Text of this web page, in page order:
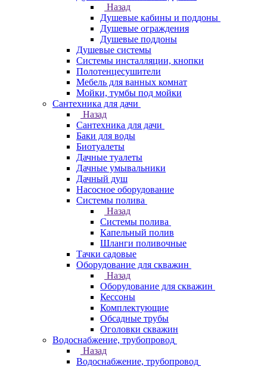
Назад
Душевые кабины и поддоны
Душевые ограждения
Душевые поддоны
Душевые системы
Системы инсталляции, кнопки
Полотенцесушители
Мебель для ванных комнат
Мойки, тумбы под мойки
Сантехника для дачи
Назад
Сантехника для дачи
Баки для воды
Биотуалеты
Дачные туалеты
Дачные умывальники
Дачный душ
Насосное оборудование
Системы полива
Назад
Системы полива
Капельный полив
Шланги поливочные
Тачки садовые
Оборудование для скважин
Назад
Оборудование для скважин
Кессоны
Комплектующие
Обсадные трубы
Оголовки скважин
Водоснабжение, трубопровод
Назад
Водоснабжение, трубопровод